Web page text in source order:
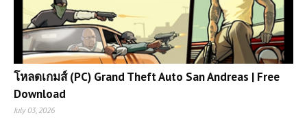
โหลดเกมส์ (PC) Grand Theft Auto San Andreas | Free
Download
July 03, 2026